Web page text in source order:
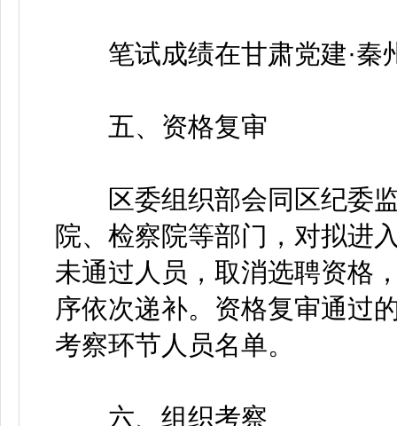
笔试成绩在甘肃党建·秦
五、资格复审
区委组织部会同区纪委监
院、检察院等部门，对拟进
未通过人员，取消选聘资格
序依次递补。资格复审通过
考察环节人员名单。
六、组织考察